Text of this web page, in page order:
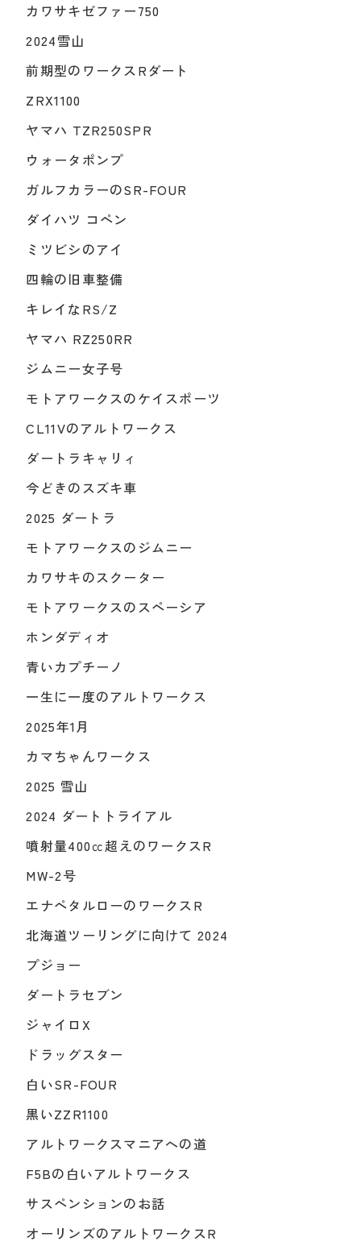
カワサキゼファー750
2024雪山
前期型のワークスRダート
ZRX1100
ヤマハ TZR250SPR
ウォータポンプ
ガルフカラーのSR-FOUR
ダイハツ コペン
ミツビシのアイ
四輪の旧車整備
キレイなRS/Z
ヤマハ RZ250RR
ジムニー女子号
モトアワークスのケイスポーツ
CL11Vのアルトワークス
ダートラキャリィ
今どきのスズキ車
2025 ダートラ
モトアワークスのジムニー
カワサキのスクーター
モトアワークスのスペーシア
ホンダディオ
青いカプチーノ
一生に一度のアルトワークス
2025年1月
カマちゃんワークス
2025 雪山
2024 ダートトライアル
噴射量400㏄超えのワークスR
MW-2号
エナペタルローのワークスR
北海道ツーリングに向けて 2024
プジョー
ダートラセブン
ジャイロX
ドラッグスター
白いSR-FOUR
黒いZZR1100
アルトワークスマニアへの道
F5Bの白いアルトワークス
サスペンションのお話
オーリンズのアルトワークスR